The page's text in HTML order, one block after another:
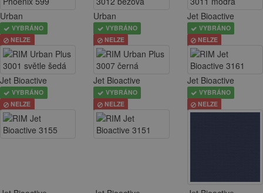
Urban
VYBRÁNO
NELZE
Urban
VYBRÁNO
NELZE
Jet Bioactive
VYBRÁNO
NELZE
Jet Bioactive
VYBRÁNO
NELZE
Jet Bioactive
VYBRÁNO
NELZE
Jet Bioactive
VYBRÁNO
NELZE